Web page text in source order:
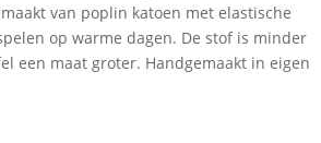
van poplin katoen met elastische
op warme dagen. De stof is minder
een maat groter. Handgemaakt in eigen